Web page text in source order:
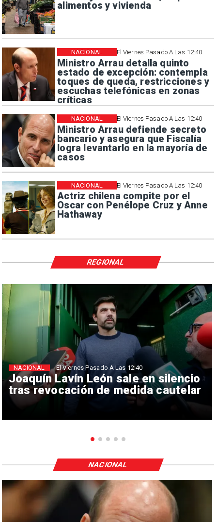
alimentos y vivienda
El Viernes Pasado A Las 12:40
Ministro Arrau detalla quinto
estado de excepción: contempla
toques de queda, restricciones y
escuchas telefónicas en zonas
críticas
NACIONAL
El Viernes Pasado A Las 12:40
Ministro Arrau defiende secreto
bancario y asegura que Fiscalía
logra levantarlo en la mayoría de
casos
NACIONAL
El Viernes Pasado A Las 12:40
Actriz chilena compite por el
Oscar con Penélope Cruz y Anne
Hathaway
NACIONAL
Joaquín Lavín León sale en silencio
tras revocación de medida cautelar
NACIONAL El Viernes Pasado A Las 12:40
REGIONAL
NACIONAL